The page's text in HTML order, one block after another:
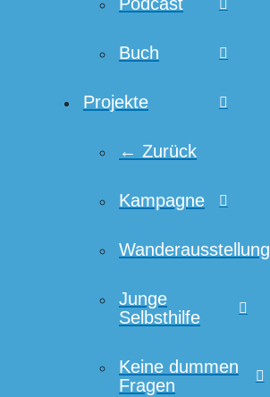
Buch
Projekte
← Zurück
Kampagne
Wanderausstellung
Junge
Selbsthilfe
Keine dummen
Fragen